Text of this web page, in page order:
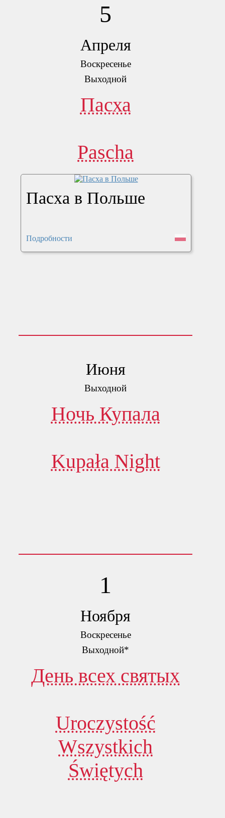
5
Апреля
Воскресенье
Выходной
Пасха
Pascha
Пасха в Польше
Подробности
Июня
Выходной
Ночь Купала
Kupała Night
1
Ноября
Воскресенье
Выходной*
День всех святых
Uroczystość
Wszystkich
Świętych